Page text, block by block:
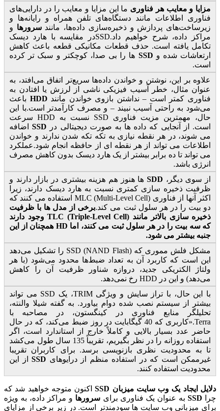
مزایا و معایب هر فناوری ما این مزایا و معایب را در دارایی‌های
فناوری اطلاعات مانند دستگاه‌های تلفن همراه و رایانه‌ها و
زیرساخت‌های پردازش و ذخیره‌سازی داده‌ها، مانندسرورها و
مراکز داده، شرح خواهیم داد.SSDدر مقایسه با هارد دیسک
تکامل یافته است. حذف قطعات مکانیکی قطعه باعث کاهش
ارتعاشات شده و SSD ها را بی صدا، کوچکتر و سبک تر کرده
است.
علاوه بر این، نوشتن و خواندن داده‌ها سریع‌تر اتفاق می‌افتد، به
عنوان مثال، خطر آسیب فیزیکی ناشی از لرزش یا افتادن به
فناوری کمتر است – نداشتن بازوی خواندن مانند HDD باعث
می‌شود به راحتی آسیب نبیند – و مصرف کارآمدتر است.با این
حال، مهمترین مزیت فناوری SSD نسبت به HDD سرعت
است. از آنجایی که داده ها به صورت دیجیتالی در SSD
اضافه
می شوند، در هر نقطه نیازی به تکه تکه شدن ندارند و خواندن
اطلاعات می تواند از هر نقطه ای از حافظه انجام شود.عملکرد
می تواند تا ده برابر بیشتر از یک هارد دیسک بدون کاهش مصرف
انرژی باشد.
از سوی دیگر، SDD ها هنوز هم هزینه بیشتری در بازار دارند و
ظرفیت ذخیره سازی کمتری نسبت به هارد دیسک دارند، زیرا
اکثر آنها از فناوری MLC (Multi-Level Cell) استفاده می کنند که
دو بیت را در هر سلول ثبت می کند.برخی از مدل ها با ظرفیت
ذخیره سازی بالاتر مانند TLC (Triple-Level Cell) وجود دارند
که سه بیت را در هر سلول ثبت می کنند، اما HD همچنان از این
جنبه بیشتر می شود.
مشکل فلش مموری که SSD (NAND Flash) را تشکیل می‌دهد
این است که کاربرد آن به تعداد ضبط‌ها محدود می‌شود (با هر
ولتاژ الکتریکی جدید، دروازه شناور ظرفیت آن را کاهش
می‌دهد) و این در HDD رخ نمی‌دهد.
با این حال، با تراز سایش و ویژگی TRIM، یک SSD می تواند
بیشتر از سیستم نصب شده دوام بیاورد. به گفته شیلا والنته،
تحلیلگر منابع فناوری در کینگستون، در مصاحبه با
Terra.«کاربری که 40 گیگابایت در روز ضبط می‌کند، که در حال
حاضر عدد بسیار بالایی و کاملاً خارج از استاندارد است، اگر
استفاده روزانه را در نظر بگیریم، تقریباً 135 سال طول می‌کشد
تا به محدودیت نظری بازنویسی برسد. برای کاربران تقریبا
غیرممکن است که در استفاده منظم از درایوهای SSD
از این
محدودیت استفاده کنند.
دلایل ایجاد یک وب سایت میزبان SSD
اکنون متوجه خواهید شد که
چرا SSD به عنوان یک فناوری برای سرورها و مراکز داده، به ویژه
برای میزبانی وب سایت ها سودمندتر است. در زیر برخی از مزایای